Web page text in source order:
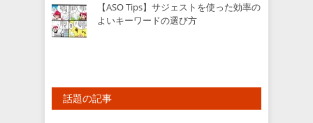
【ASO Tips】サジェストを使った効率の
よいキーワードの選び方
話題の記事